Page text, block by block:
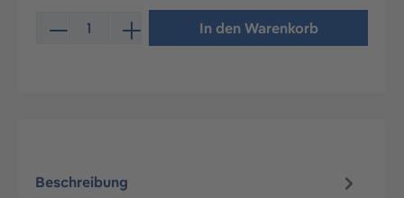
Produkt Anzahl: Gib den gewünschten Wert ein oder
In den Warenkorb
Beschreibung